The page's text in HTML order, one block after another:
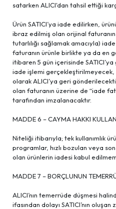
satarken ALICI'dan tahsil ettiği
Ürün SATICI’ya iade edilirken,
ibraz edilmiş olan orijinal
tutarlılığı sağlamak amacıyla)
faturanın ürünle birlikte ya da en
itibaren 5 gün içerisinde
iade işlemi gerçekleştirilmeyecek,
olarak ALICI’ya geri
olan faturanın üzerine de “iade
tarafından imzalanacaktır.
MADDE 6 – CAYMA HAKKI
Niteliği itibarıyla; tek kullanımlık
programlar, hızlı bozulan veya
olan ürünlerin iadesi kabul
MADDE 7 – BORÇLUNUN
ALICI’nın temerrüde düşmesi
ifasından dolayı SATICI’nın